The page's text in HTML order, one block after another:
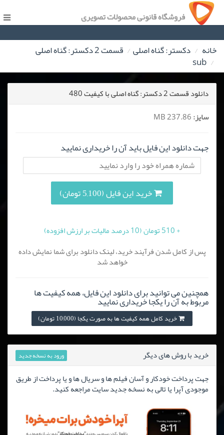
فروشگاه قانونی محصولات تصویری
خانه دکستر: گناه اصلی قسمت 2 دکستر: گناه اصلی
sub
دانلود قسمت 2 دکستر: گناه اصلی با کیفیت 480
سایز:
جهت دانلود این فایل باید آن را خریداری نمایید
خرید این فایل (5,100 تومان)
+ 510 تومان (10 درصد مالیات بر ارزش افزوده)
پس از کامل شدن فرآیند خرید، لینک دانلود برای شما نمایش داده
خواهد شد
همچنین می توانید برای دانلود این فایل، همه کیفیت ها
مربوط به آن را یکجا خریداری نمایید
خرید کامل همه کیفیت ها به صورت یکجا (10,000 تومان)
خرید با روش های دیگر ورود به نسخه جدید
جهت پرداخت خودکار و آسان فیلم ها و سریال ها و یا پرداخت از طریق
موجودی آپرا یا تالی به نسخه جدید سایت مراجعه کنید.